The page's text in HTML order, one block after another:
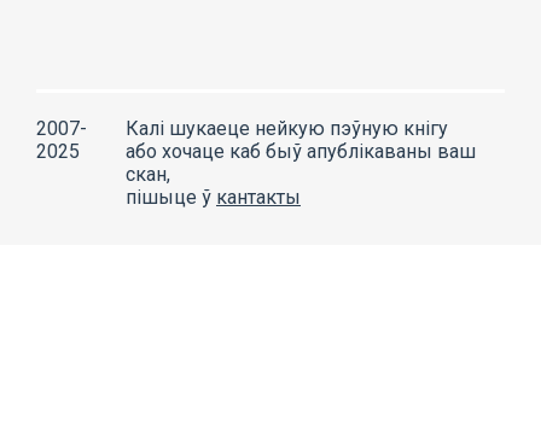
2007-
2025
Калі шукаеце нейкую пэўную кнігу
або хочаце каб быў апублікаваны ваш
скан,
пішыце ў кантакты